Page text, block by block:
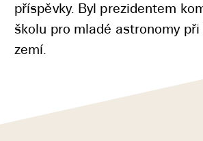
příspěvky. Byl prezidentem
školu pro mladé astronomy
zemí.